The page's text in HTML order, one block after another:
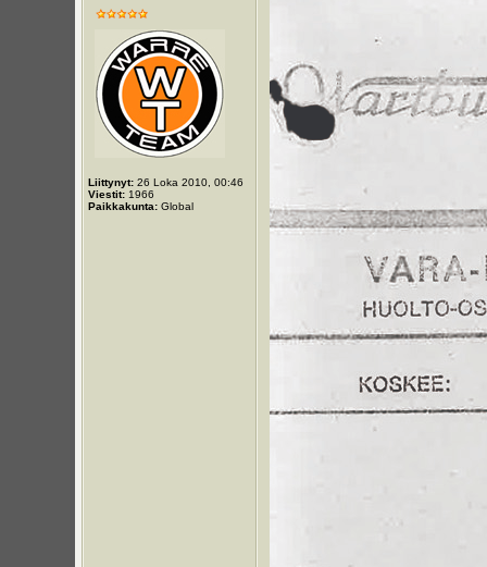
Liittynyt:26 Loka 2010, 00:46
Viestit:1966
Paikkakunta:Global